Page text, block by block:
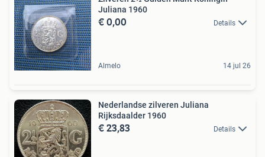
Juliana 1960
€ 0,00 Details
Almelo 14 jul 26
Nederlandse zilveren Juliana
Rijksdaalder 1960
€ 23,83 Details